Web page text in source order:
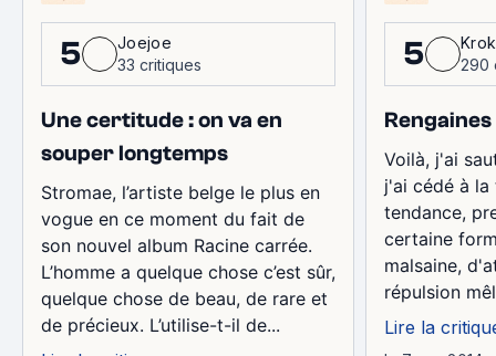
5
Joejoe
33 critiques
Une certitude : on va en
souper longtemps
Stromae, l’artiste belge le plus en
vogue en ce moment du fait de
son nouvel album Racine carrée.
L’homme a quelque chose c’est sûr,
quelque chose de beau, de rare et
de précieux. L’utilise-t-il de...
5
290
Rengaines
Voilà, j'ai
j'ai cédé à
tendance,
certaine
malsaine,
répulsion
Lire la